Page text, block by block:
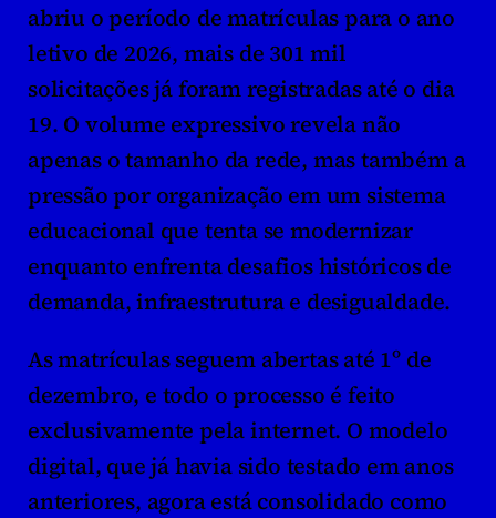
abriu o período de matrículas para o ano
letivo de 2026, mais de 301 mil
solicitações já foram registradas até o dia
19. O volume expressivo revela não
apenas o tamanho da rede, mas também a
pressão por organização em um sistema
educacional que tenta se modernizar
enquanto enfrenta desafios históricos de
demanda, infraestrutura e desigualdade.
As matrículas seguem abertas até 1º de
dezembro, e todo o processo é feito
exclusivamente pela internet. O modelo
digital, que já havia sido testado em anos
anteriores, agora está consolidado como